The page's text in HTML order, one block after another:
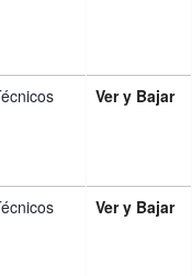
Ver y Bajar
Ver y Bajar